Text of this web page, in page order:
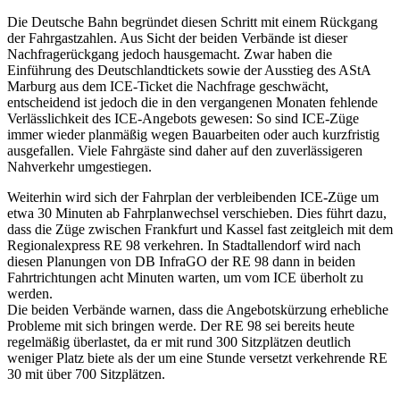
Die Deutsche Bahn begründet diesen Schritt mit einem Rückgang
der Fahrgastzahlen. Aus Sicht der beiden Verbände ist dieser
Nachfragerückgang jedoch hausgemacht. Zwar haben die
Einführung des Deutschlandtickets sowie der Ausstieg des AStA
Marburg aus dem ICE-Ticket die Nachfrage geschwächt,
entscheidend ist jedoch die in den vergangenen Monaten fehlende
Verlässlichkeit des ICE-Angebots gewesen: So sind ICE-Züge
immer wieder planmäßig wegen Bauarbeiten oder auch kurzfristig
ausgefallen. Viele Fahrgäste sind daher auf den zuverlässigeren
Nahverkehr umgestiegen.
Weiterhin wird sich der Fahrplan der verbleibenden ICE-Züge um
etwa 30 Minuten ab Fahrplanwechsel verschieben. Dies führt dazu,
dass die Züge zwischen Frankfurt und Kassel fast zeitgleich mit dem
Regionalexpress RE 98 verkehren. In Stadtallendorf wird nach
diesen Planungen von DB InfraGO der RE 98 dann in beiden
Fahrtrichtungen acht Minuten warten, um vom ICE überholt zu
werden.
Die beiden Verbände warnen, dass die Angebotskürzung erhebliche
Probleme mit sich bringen werde. Der RE 98 sei bereits heute
regelmäßig überlastet, da er mit rund 300 Sitzplätzen deutlich
weniger Platz biete als der um eine Stunde versetzt verkehrende RE
30 mit über 700 Sitzplätzen.